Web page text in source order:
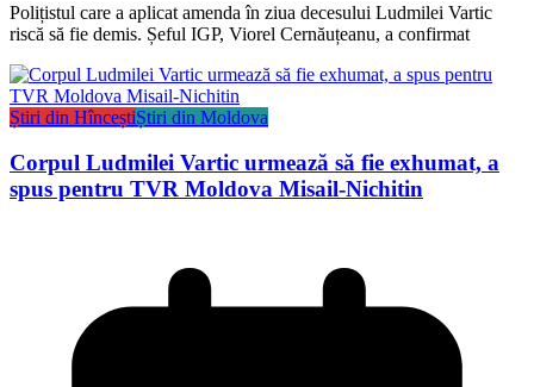
Polițistul care a aplicat amenda în ziua decesului Ludmilei Vartic
riscă să fie demis. Șeful IGP, Viorel Cernăuțeanu, a confirmat
Știri din HînceștiȘtiri din Moldova
Corpul Ludmilei Vartic urmează să fie exhumat, a
spus pentru TVR Moldova Misail-Nichitin